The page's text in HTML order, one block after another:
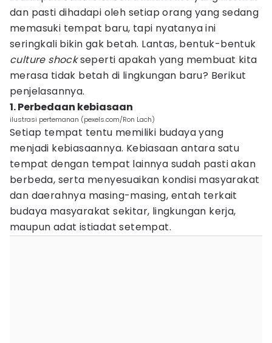
dan pasti dihadapi oleh setiap orang yang sedang
memasuki tempat baru, tapi nyatanya ini
seringkali bikin gak betah. Lantas, bentuk-bentuk
culture shockseperti apakah yang membuat kita
merasa tidak betah di lingkungan baru? Berikut
penjelasannya.
1. Perbedaan kebiasaan
ilustrasi pertemanan (pexels.com/Ron Lach)
Setiap tempat tentu memiliki budaya yang
menjadi kebiasaannya. Kebiasaan antara satu
tempat dengan tempat lainnya sudah pasti akan
berbeda, serta menyesuaikan kondisi masyarakat
dan daerahnya masing-masing, entah terkait
budaya masyarakat sekitar, lingkungan kerja,
maupun adat istiadat setempat.